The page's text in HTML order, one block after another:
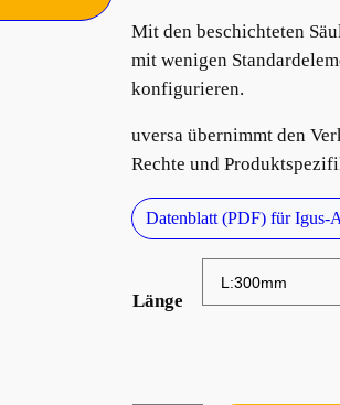
Mit den beschichteten
mit wenigen
konfigurieren.
uversa übernimmt den
Rechte und
Datenblatt (PDF) für Igus-
Länge